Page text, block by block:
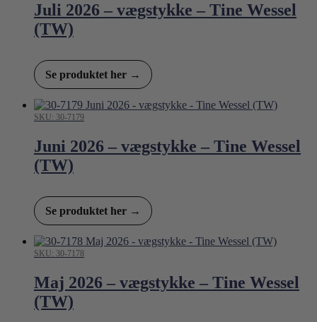
Juli 2026 – vægstykke – Tine Wessel
(TW)
Se produktet her →
SKU: 30-7179
Juni 2026 – vægstykke – Tine Wessel
(TW)
Se produktet her →
SKU: 30-7178
Maj 2026 – vægstykke – Tine Wessel
(TW)